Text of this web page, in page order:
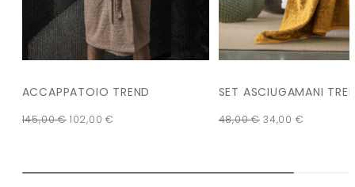
ACCAPPATOIO TREND
145,00€ 102,00€
SET ASCIUGAMANI
48,00€ 34,00 €